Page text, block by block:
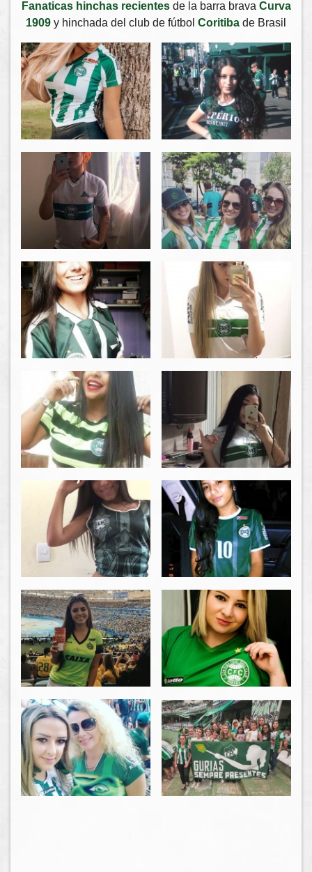
Fanaticas hinchas recientesde la barra brava Curva
1909 y hinchada del club de fútbol Coritiba de Brasil